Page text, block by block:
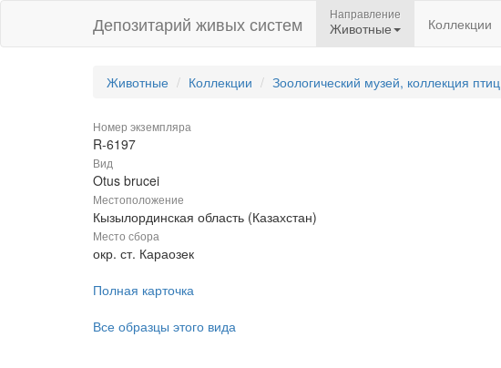
Депозитарий живых систем Направление
Животные Коллекции
Животные Коллекции Зоологический музей, коллекция птиц
Номер экземпляра
R-6197
Вид
Otus brucei
Местоположение
Кызылординская область (Казахстан)
Место сбора
окр. ст. Караозек
Полная карточка
Все образцы этого вида